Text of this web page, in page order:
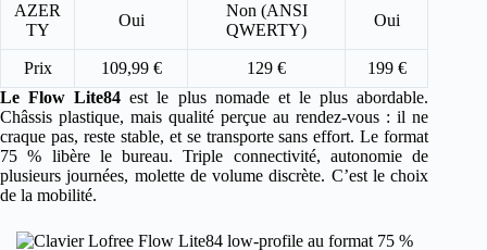
AZER
TY
Oui
Non (ANSI
QWERTY)
Oui
Prix 109,99 € 129 €
199 €
Le Flow Lite84 est le plus nomade et le plus abordable.
Châssis plastique, mais qualité perçue au rendez-vous : il ne
craque pas, reste stable, et se transporte sans effort. Le format
75 % libère le bureau. Triple connectivité, autonomie de
plusieurs journées, molette de volume discrète. C’est le choix
de la mobilité.